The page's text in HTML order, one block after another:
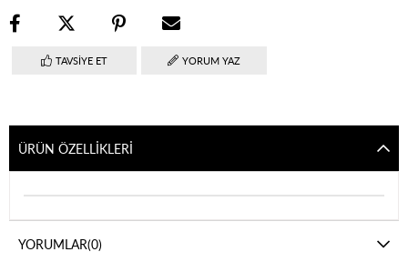
TAVSIYE ET YORUM YAZ
ÜRÜN ÖZELLIKLERI
YORUMLAR(0)